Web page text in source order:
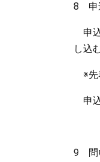
8 申
申
し込
※先
申
9 問